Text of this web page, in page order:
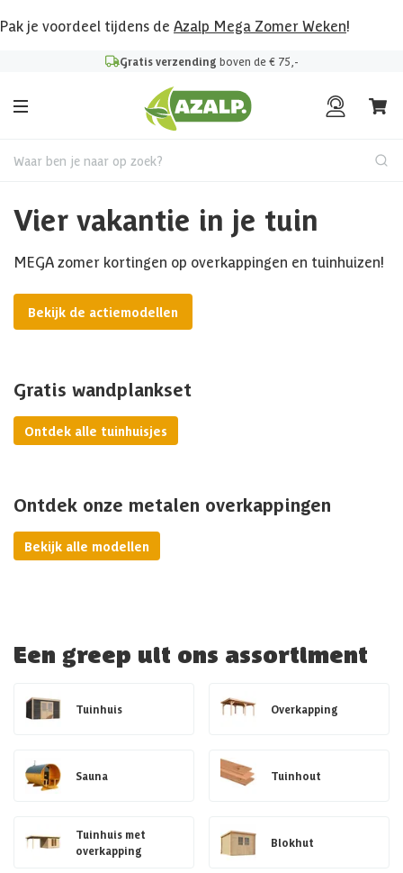
Pak je voordeel tijdens de Azalp Mega Zomer Weken!
Gratis verzending boven de € 75,-
Waar ben je naar op zoek?
Vier vakantie in je tuin
MEGA zomer kortingen op overkappingen en tuinhuizen!
Bekijk de actiemodellen
Gratis wandplankset
Ontdek alle tuinhuisjes
Ontdek onze metalen overkappingen
Bekijk alle modellen
Een greep uit ons assortiment
Tuinhuis Overkapping
Sauna Tuinhout
Tuinhuis met
overkapping
Blokhut